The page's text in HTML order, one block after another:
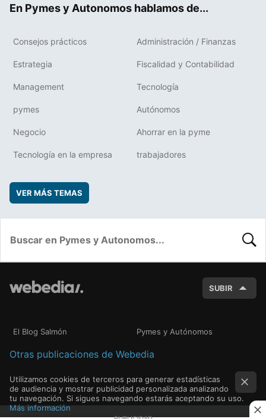
En Pymes y Autonomos hablamos de...
Consejos prácticos Administración / Finanzas
Estrategia Fiscalidad y Contabilidad
Management Tecnología
pymes Autónomos
Negocio Ahorrar en la pyme
Tecnología en la empresa trabajadores
VER MÁS TEMAS
SUBIR
El Blog Salmón Pymes y Autónomos
Otras publicaciones de Webedia
Utilizamos cookies de terceros para generar estadísticas
de audiencia y mostrar publicidad personalizada analizando
tu navegación. Si sigues navegando estarás aceptando su uso.
Más información